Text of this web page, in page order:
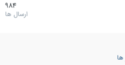
984
ارسال ها
ها